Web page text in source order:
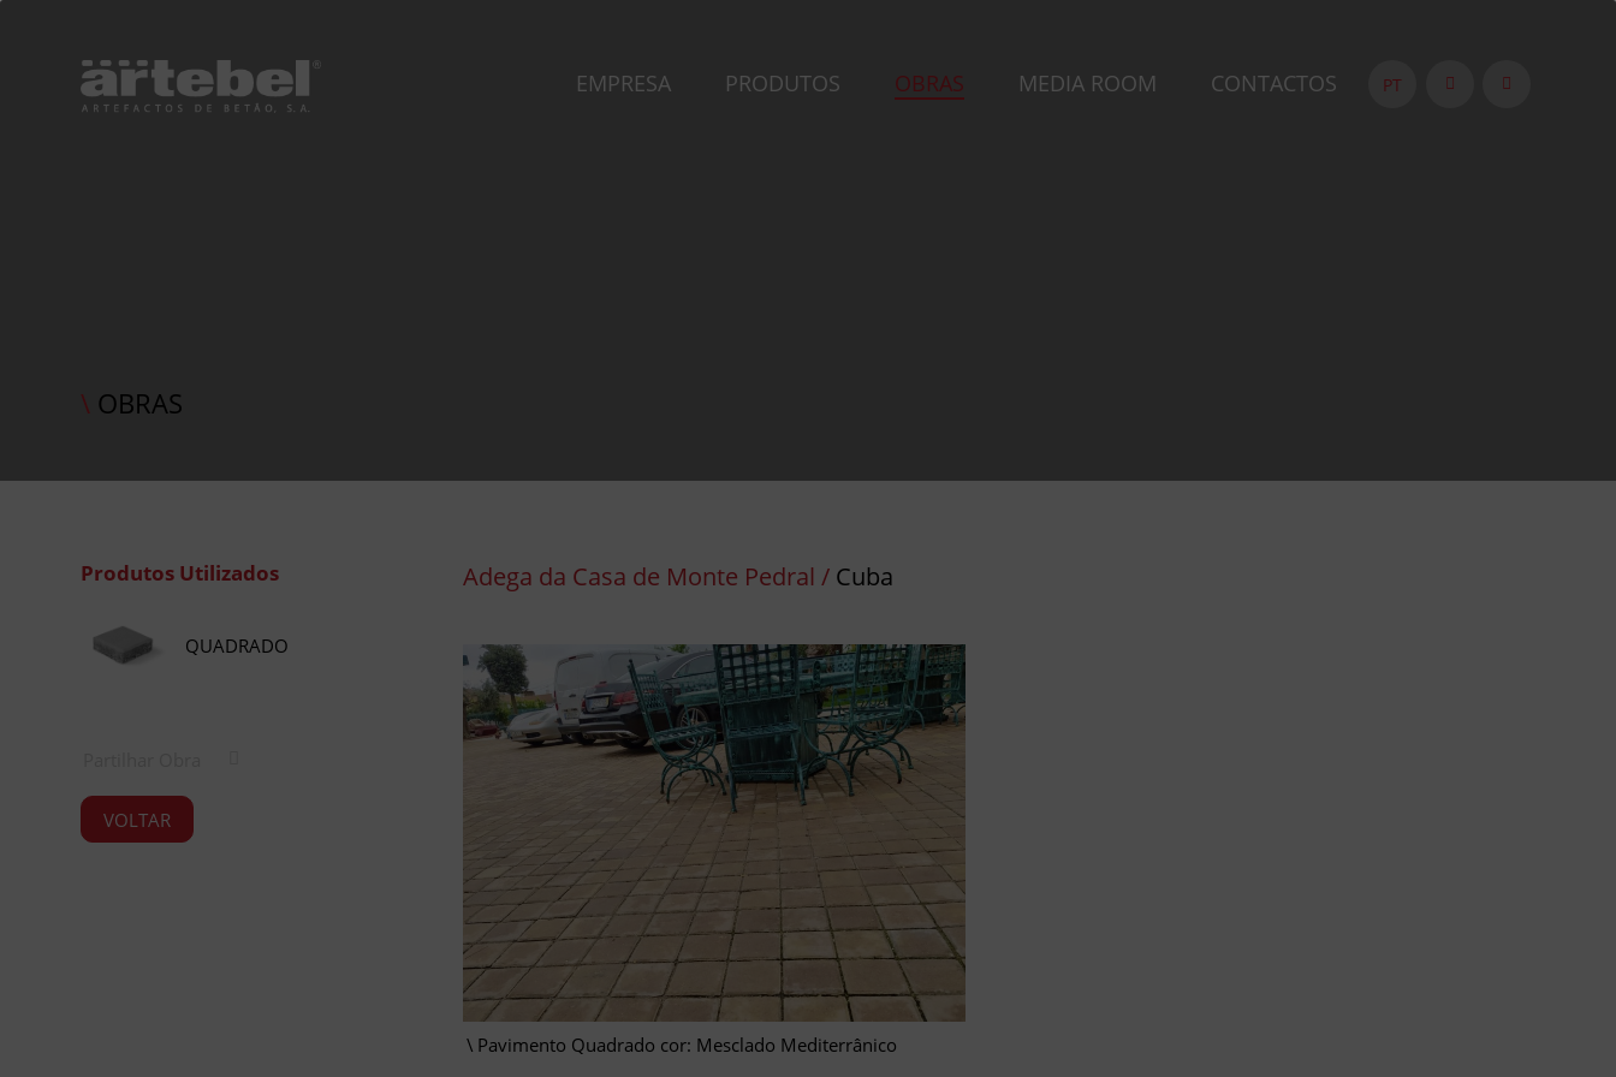
EMPRESA PRODUTOS OBRAS MEDIA ROOM CONTACTOS PT
\ OBRAS
Produtos Utilizados
QUADRADO
VOLTAR
Adega da Casa de Monte Pedral /Cuba
Pavimento Quadrado cor: Mesclado Mediterrânico